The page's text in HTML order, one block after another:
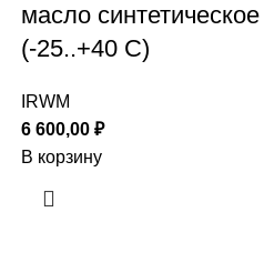
масло синтетическое
(-25..+40 С)
IRWM
6 600,00 ₽
В корзину